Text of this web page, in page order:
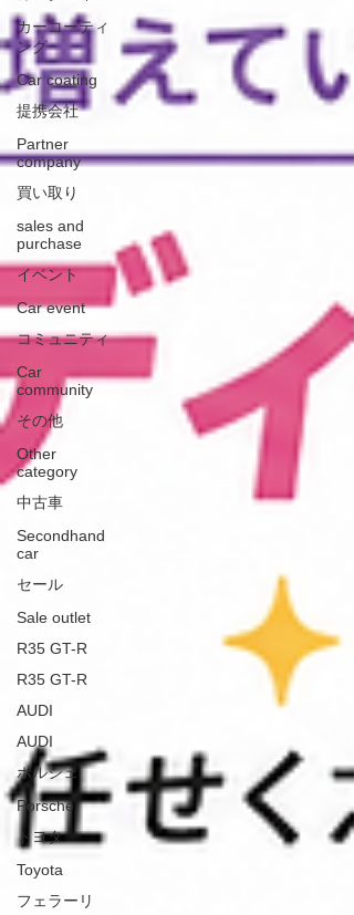
カーコーティ
ング
Car coating
提携会社
Partner
company
買い取り
sales and
purchase
イベント
Car event
コミュニティ
Car
community
その他
Other
category
中古車
Secondhand
car
セール
Sale outlet
R35 GT-R
R35 GT-R
AUDI
AUDI
ポルシェ
Porsche
トヨタ
Toyota
フェラーリ